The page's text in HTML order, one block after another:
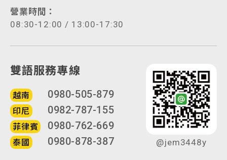
營業時間：
08:30-12:00 / 13:00-17:30
雙語服務專線
越南 0980-505-879
印尼 0982-787-155
菲律賓 0980-762-669
泰國 0980-878-387 @jem3448y